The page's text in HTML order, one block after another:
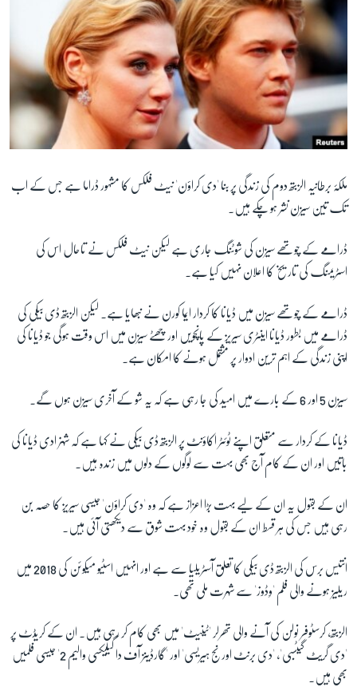
زبان
ملکۂ برطانیہ الزبتھ دوم کی زندگی پر بنا 'دی کراؤن' نیٹ فلکس کا مشہور ڈراما ہے جس کے اب
تک تین سیزن نشر ہو چکے ہیں۔
ڈرامے کے چوتھے سیزن کی شوٹنگ جاری ہے لیکن نیٹ فلکس نے تاحال اس کی
اسٹریمنگ کی تاریخ کا اعلان نہیں کیا ہے۔
ڈرامے کے چوتھے سیزن میں ڈیانا کا کردار ایما کورن نے نبھایا ہے۔ لیکن الزبتھ ڈی بیکی کی
ڈرامے میں بطور ڈیانا اینٹری سیریز کے پانچویں اور چھٹے سیزن میں اس وقت ہوگی جو ڈیانا کی
اپنی زندگی کے اہم ترین ادوار پر مشتمل ہونے کا امکان ہے۔
سیزن 5 اور 6 کے بارے میں امید کی جا رہی ہے کہ یہ شو کے آخری سیزن ہوں گے۔
ڈیانا کے کردار سے متعلق اپنے ٹوئٹر اکاؤنٹ پر الزبتھ ڈی بیکی نے کہا ہے کہ شہزادی ڈیانا کی
باتیں اور ان کے کام آج بھی بہت سے لوگوں کے دلوں میں زندہ ہیں۔
ان کے بقول یہ ان کے لیے بہت بڑا اعزاز ہے کہ وہ 'دی کراؤن' جیسی سیریز کا حصہ بن
رہی ہیں جس کی ہر قسط ان کے بقول وہ خود بہت شوق سے دیکھتی آئی ہیں۔
انتیس برس کی الزبتھ ڈی بیکی کا تعلق آسٹریلیا سے ہے اور انہیں اسٹیو میکوئن کی 2018 میں
ریلیز ہونے والی فلم 'وِڈوز' سے شہرت ملی تھی۔
الزبتھ، کرسٹوفر نولن کی آنے والی تھرلر 'ٹینیٹ' میں بھی کام کر رہی ہیں۔ ان کے کریڈٹ پر
'دی گریٹ گیٹسبی'، 'دی برنٹ اورنج ہیریسی' اور 'گارڈینز آف دا گیلیکسی والیم 2' جیسی فلمیں
بھی ہیں۔